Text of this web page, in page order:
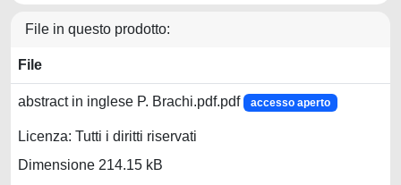
File in questo prodotto:
File
abstract in inglese P. Brachi.pdf.pdf accesso aperto
Licenza: Tutti i diritti riservati
Dimensione 214.15 kB